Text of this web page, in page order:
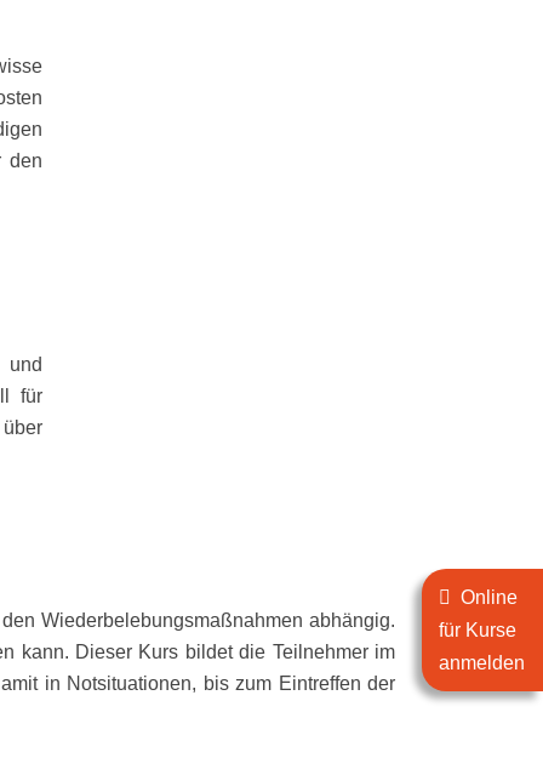
den
und
für
Wiederbelebungsmaßnahmen abhängig.
kann. Dieser Kurs bildet die Teilnehmer im
in Notsituationen, bis zum Eintreffen der
Online
für Kurse
anmelden